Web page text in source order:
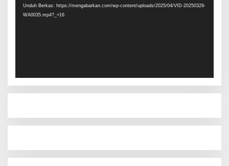
Unduh Berkas: https://mengabarkan.com/wp-content/uploads/2025/04/VID-20250329-
WA0035.mp4?_=16